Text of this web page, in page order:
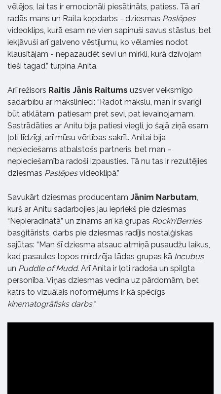
vēlējos, lai tas ir emocionāli piesātināts, patiess. Tā arī
radās mans un Raita kopdarbs - dziesmas Paslēpes
videoklips, kurā esam ne vien sapinuši savus stāstus, bet
iekļāvuši arī galveno vēstījumu, ko vēlamies nodot
klausītājam - nepazaudēt sevi un mirkli, kurā dzīvojam
tieši tagad,” turpina Anita.
Arī režisors Raitis Jānis Raitums uzsver veiksmīgo
sadarbību ar mākslinieci: “Radot mākslu, man ir svarīgi
būt atklātam, patiesam pret sevi, pat ievainojamam.
Sastrādāties ar Anitu bija patiesi viegli, jo šajā ziņā esam
ļoti līdzīgi, arī mūsu vērtības sakrīt. Anitai bija
nepieciešams atbalstošs partneris, bet man –
nepieciešamība radoši izpausties. Tā nu tas ir rezultējies
dziesmas Paslēpesvideoklipā.”
Savukārt dziesmas producentam Jānim Narbutam
kurš ar Anitu sadarbojies jau iepriekš pie dziesmas
“Nepieradinātā” un zināms arī kā grupas Rock’n’Berries
basģitārists, darbs pie dziesmas radījis nostalģiskas
sajūtas: “Man šī dziesma atsauc atmiņā pusaudžu laikus,
kad pasaules topos mirdzēja tādas grupas kā Incubus
un Puddle of Mudd. Arī Anita ir ļoti radoša un spilgta
personība. Viņas dziesmas vedina uz pārdomām, bet
katrs to vizuālais noformējums ir kā spēcīgs
kinematogrāfisks darbs.”